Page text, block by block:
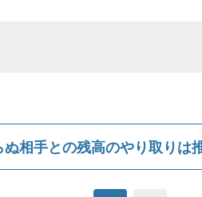
相手との残高のやり取りは